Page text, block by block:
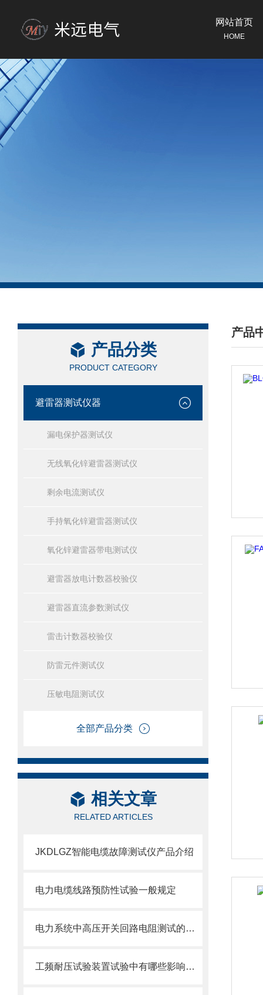
网站首页
HOME
产品分类
PRODUCT CATEGORY
避雷器测试仪器
漏电保护器测试仪
无线氧化锌避雷器测试仪
剩余电流测试仪
手持氧化锌避雷器测试仪
氧化锌避雷器带电测试仪
避雷器放电计数器校验仪
避雷器直流参数测试仪
雷击计数器校验仪
防雷元件测试仪
压敏电阻测试仪
全部产品分类
相关文章
RELATED ARTICLES
JKDLGZ智能电缆故障测试仪产品介绍
电力电缆线路预防性试验一般规定
电力系统中高压开关回路电阻测试的意义
工频耐压试验装置试验中有哪些影响因素？
产品
/